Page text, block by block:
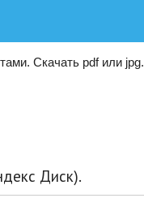
Скачать pdf или jpg.
Диск).